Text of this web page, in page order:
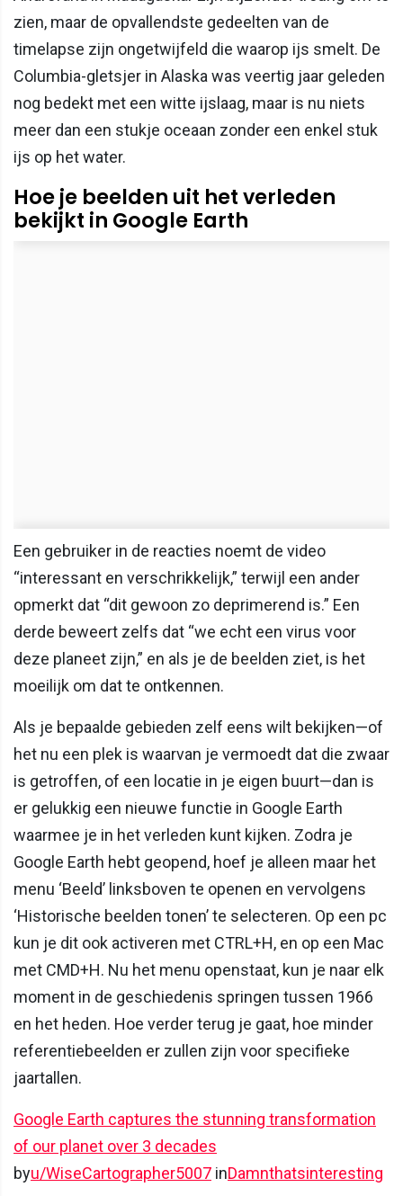
zien, maar de opvallendste gedeelten van de
timelapse zijn ongetwijfeld die waarop ijs smelt. De
Columbia-gletsjer in Alaska was veertig jaar geleden
nog bedekt met een witte ijslaag, maar is nu niets
meer dan een stukje oceaan zonder een enkel stuk
ijs op het water.
Hoe je beelden uit het verleden
bekijkt in Google Earth
Een gebruiker in de reacties noemt de video
“interessant en verschrikkelijk,” terwijl een ander
opmerkt dat “dit gewoon zo deprimerend is.” Een
derde beweert zelfs dat “we echt een virus voor
deze planeet zijn,” en als je de beelden ziet, is het
moeilijk om dat te ontkennen.
Als je bepaalde gebieden zelf eens wilt bekijken—of
het nu een plek is waarvan je vermoedt dat die zwaar
is getroffen, of een locatie in je eigen buurt—dan is
er gelukkig een nieuwe functie in Google Earth
waarmee je in het verleden kunt kijken. Zodra je
Google Earth hebt geopend, hoef je alleen maar het
menu ‘Beeld’ linksboven te openen en vervolgens
‘Historische beelden tonen’ te selecteren. Op een pc
kun je dit ook activeren met CTRL+H, en op een Mac
met CMD+H. Nu het menu openstaat, kun je naar elk
moment in de geschiedenis springen tussen 1966
en het heden. Hoe verder terug je gaat, hoe minder
referentiebeelden er zullen zijn voor specifieke
jaartallen.
Google Earth captures the stunning transformation
of our planet over 3 decades
byu/WiseCartographer5007 inDamnthatsinteresting